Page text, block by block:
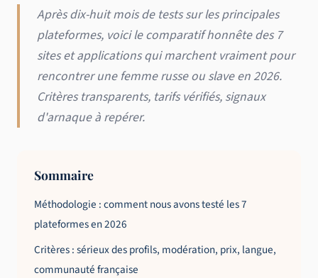
Après dix-huit mois de tests sur les principales
plateformes, voici le comparatif honnête des 7
sites et applications qui marchent vraiment pour
rencontrer une femme russe ou slave en 2026.
Critères transparents, tarifs vérifiés, signaux
d'arnaque à repérer.
Sommaire
Méthodologie : comment nous avons testé les 7
plateformes en 2026
Critères : sérieux des profils, modération, prix, langue,
communauté française